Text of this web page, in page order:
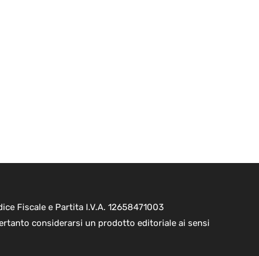
Fiscale e Partita I.V.A. 12658471003
considerarsi un prodotto editoriale ai sensi